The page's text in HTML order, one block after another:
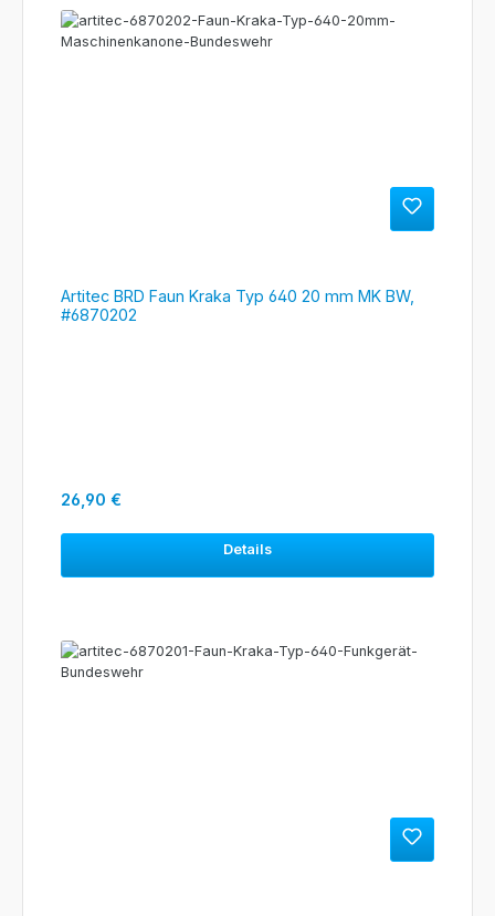
Artitec BRD Faun Kraka Typ 640 20 mm MK BW,
#6870202
Regulärer Preis:
26,90 €
Details